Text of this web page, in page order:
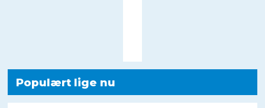
Populært lige nu